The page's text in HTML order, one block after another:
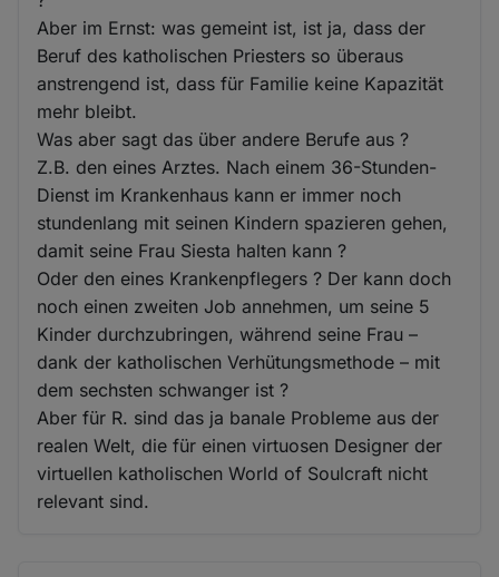
Aber im Ernst: was gemeint ist, ist ja, dass der
Beruf des katholischen Priesters so überaus
anstrengend ist, dass für Familie keine Kapazität
mehr bleibt.
Was aber sagt das über andere Berufe aus ?
Z.B. den eines Arztes. Nach einem 36-Stunden-
Dienst im Krankenhaus kann er immer noch
stundenlang mit seinen Kindern spazieren gehen,
damit seine Frau Siesta halten kann ?
Oder den eines Krankenpflegers ? Der kann doch
noch einen zweiten Job annehmen, um seine 5
Kinder durchzubringen, während seine Frau –
dank der katholischen Verhütungsmethode – mit
dem sechsten schwanger ist ?
Aber für R. sind das ja banale Probleme aus der
realen Welt, die für einen virtuosen Designer der
virtuellen katholischen World of Soulcraft nicht
relevant sind.